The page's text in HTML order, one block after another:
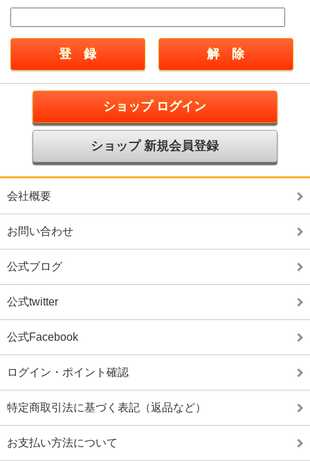
ショップ ログイン
ショップ 新規会員登録
会社概要
お問い合わせ
公式ブログ
公式twitter
公式Facebook
ログイン・ポイント確認
特定商取引法に基づく表記（返品など）
お支払い方法について